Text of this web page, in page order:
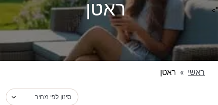
"> ראטן
ראשי » ראטן